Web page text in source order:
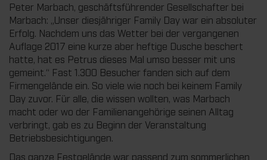
Peter Marbach, geschäftsführender Gesellschafter bei
Marbach: „Unser diesjähriger Family Day war ein absoluter
Erfolg. Nachdem uns das Wetter bei der vergangenen
Auflage 2017 eine kurze aber heftige Dusche beschert
hatte, hat es Petrus dieses Mal umso besser mit uns
gemeint.“ Fast 1.300 Besucher fanden sich auf dem
Firmengelände ein. So viele wie noch bei keinem Family
Day zuvor. Für alle, die wissen wollten, was Marbach
macht oder wo der Familienangehörige seinen Alltag
verbringt, gab es zu Beginn der Veranstaltung
Betriebsbesichtigungen.
Das ganze Festgelände war passend zum sommerlichen